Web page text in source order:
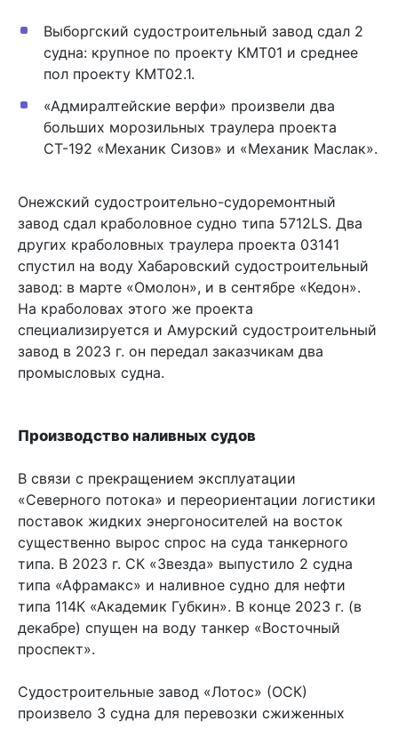
Выборгский судостроительный завод сдал 2
судна: крупное по проекту КМТ01 и среднее
пол проекту КМТ02.1.
«Адмиралтейские верфи» произвели два
больших морозильных траулера проекта
СТ-192 «Механик Сизов» и «Механик Маслак».
Онежский судостроительно-судоремонтный
завод сдал краболовное судно типа 5712LS. Два
других краболовных траулера проекта 03141
спустил на воду Хабаровский судостроительный
завод: в марте «Омолон», и в сентябре «Кедон».
На краболовах этого же проекта
специализируется и Амурский судостроительный
завод в 2023 г. он передал заказчикам два
промысловых судна.
Производство наливных судов
В связи с прекращением эксплуатации
«Северного потока» и переориентации логистики
поставок жидких энергоносителей на восток
существенно вырос спрос на суда танкерного
типа. В 2023 г. СК «Звезда» выпустило 2 судна
типа «Афрамакс» и наливное судно для нефти
типа 114К «Академик Губкин». В конце 2023 г. (в
декабре) спущен на воду танкер «Восточный
проспект».
Судостроительные завод «Лотос» (ОСК)
произвело 3 судна для перевозки сжиженных